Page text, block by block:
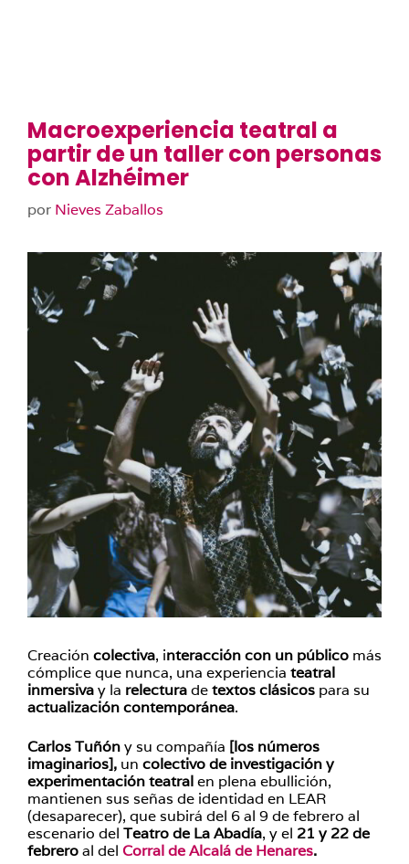
Macroexperiencia teatral a
partir de un taller con personas
con Alzhéimer
por Nieves Zaballos
Creación colectiva, interacción con un público más
cómplice que nunca, una experiencia teatral
inmersivay la relecturadetextos clásicos para su
actualizacióncontemporánea.
Carlos Tuñóny su compañía [los números
imaginarios], un colectivo de investigación y
experimentación teatralen plena ebullición,
mantienen sus señas de identidad en LEAR
(desaparecer), que subirá del 6 al 9 de febrero al
escenario del Teatro de La Abadía, y el 21 y 22 de
febreroal del Corral de Alcalá de Henares.